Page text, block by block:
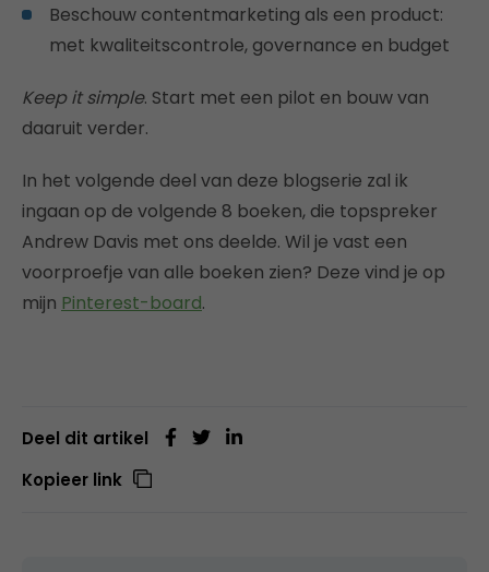
Beschouw contentmarketing als een product:
met kwaliteitscontrole, governance en budget
Keep it simple. Start met een pilot en bouw van
daaruit verder.
In het volgende deel van deze blogserie zal ik
ingaan op de volgende 8 boeken, die topspreker
Andrew Davis met ons deelde. Wil je vast een
voorproefje van alle boeken zien? Deze vind je op
mijn Pinterest-board.
Deel dit artikel
Kopieer link